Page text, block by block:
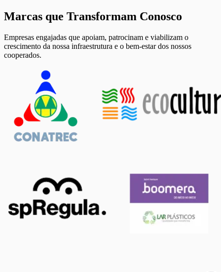
Marcas que Transformam Conosco
Empresas engajadas que apoiam, patrocinam e viabilizam o
crescimento da nossa infraestrutura e o bem-estar dos nossos
cooperados.